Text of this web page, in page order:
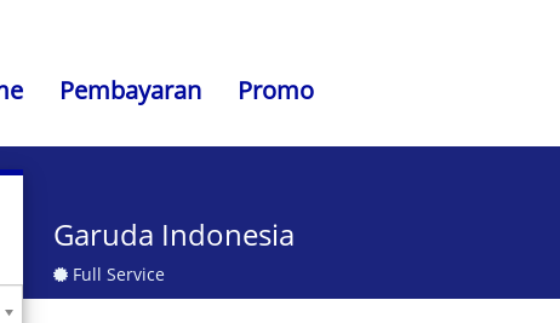
Pembayaran Promo
Garuda Indonesia
Full Service